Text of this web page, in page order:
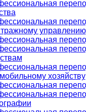
управлению
хозяйству